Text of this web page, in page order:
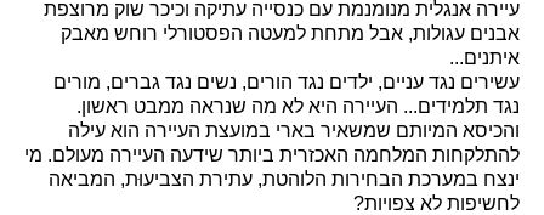
עיירה אנגלית מנומנמת עם כנסייה עתיקה וכיכר שוק מרוצפת
אבנים עגולות, אבל מתחת למעטה הפסטורלי רוחש מאבק
איתנים...
עשירים נגד עניים, ילדים נגד הורים, נשים נגד גברים, מורים
נגד תלמידים... העיירה היא לא מה שנראה ממבט ראשון.
והכיסא המיותם שמשאיר בארי במועצת העיירה הוא עילה
להתלקחות המלחמה האכזרית ביותר שידעה העיירה מעולם. מי
ינצח במערכת הבחירות הלוהטת, עתירת הצביעוּת, המביאה
לחשיפות לא צפויות?